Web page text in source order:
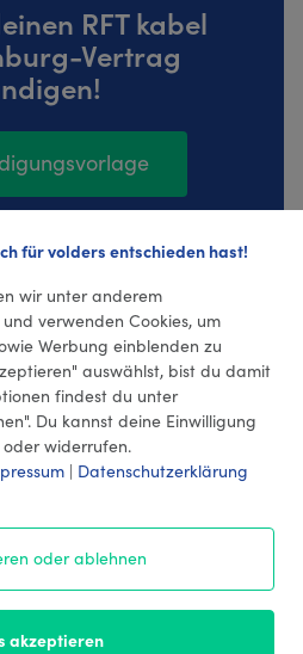
RFT kabel
Vertrag
(4,43 Durchschnitt)
für volders entschieden hast!
wir unter anderem
verwenden Cookies, um
Werbung einblenden zu
auswählst, bist du damit
findest du unter
Du kannst deine Einwilligung
widerrufen.
| Datenschutzerklärung
oder ablehnen
akzeptieren